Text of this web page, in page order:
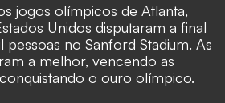
jogos olímpicos de Atlanta,
Unidos disputaram a final
no Sanford Stadium. As
a melhor, vencendo as
o ouro olímpico.